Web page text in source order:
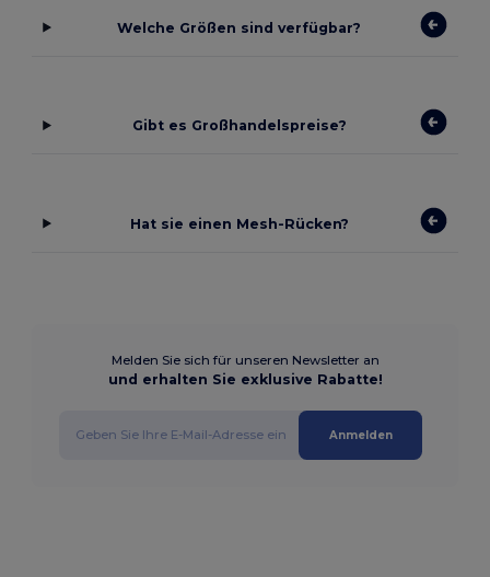
Welche Größen sind verfügbar?
Gibt es Großhandelspreise?
Hat sie einen Mesh-Rücken?
Melden Sie sich für unseren Newsletter an
und erhalten Sie exklusive Rabatte!
Anmelden